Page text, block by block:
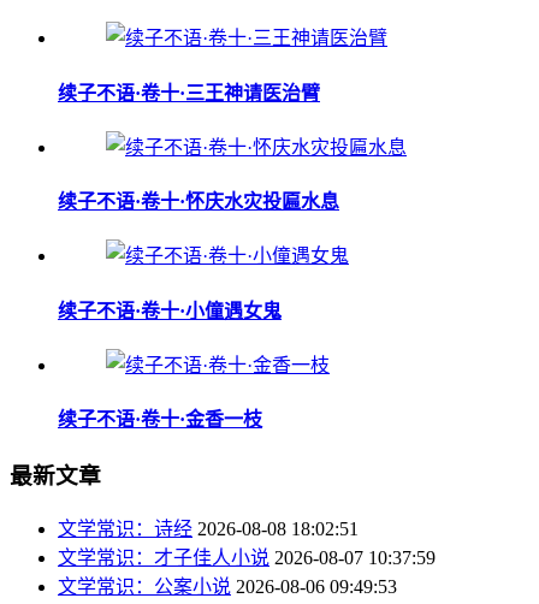
续子不语·卷十·三王神请医治臂
续子不语·卷十·怀庆水灾投匾水息
续子不语·卷十·小僮遇女鬼
续子不语·卷十·金香一枝
最新文章
文学常识：诗经 2026-08-08 18:02:51
文学常识：才子佳人小说 2026-08-07 10:37:59
文学常识：公案小说 2026-08-06 09:49:53